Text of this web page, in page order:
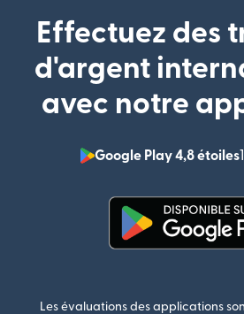
Effectuez des
d'argent
avec notre
Google Play 4,8 étoiles
Les évaluations des applications